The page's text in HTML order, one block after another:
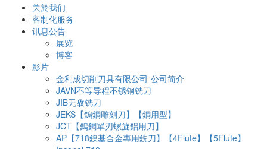
关於我们
客制化服务
讯息公告
展览
博客
影片
金利成切削刀具有限公司-公司简介
JAVN不等导程不锈钢铣刀
JIB无敌铣刀
JEKS【鎢鋼雕刻刀】【鋼用型】
JCT【鎢鋼單刃螺旋鋁用刀】
AP【718鎳基合金專用銑刀】【4Flute】【5Flute】